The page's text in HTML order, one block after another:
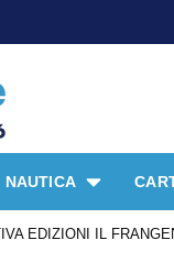
PROMO
NAUTICA
EDIZIONI IL